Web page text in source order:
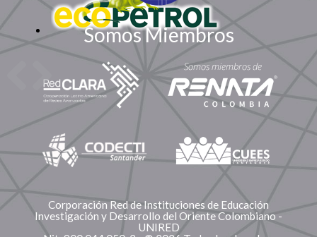
Somos Miembros
Corporación Red de Instituciones de Educación
Investigación y Desarrollo del Oriente Colombiano -
UNIRED